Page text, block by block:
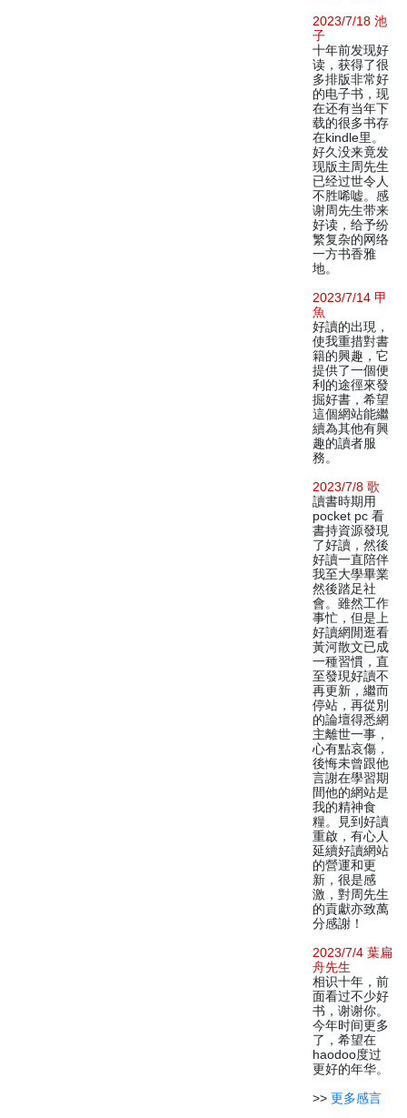
2023/7/18 池
子
十年前发现好
读，获得了很
多排版非常好
的电子书，现
在还有当年下
载的很多书存
在kindle里。
好久没来竟发
现版主周先生
已经过世令人
不胜唏嘘。感
谢周先生带来
好读，给予纷
繁复杂的网络
一方书香雅
地。
2023/7/14 甲
魚
好讀的出現，
使我重措對書
籍的興趣，它
提供了一個便
利的途徑來發
掘好書，希望
這個網站能繼
續為其他有興
趣的讀者服
務。
2023/7/8 歌
讀書時期用
pocket pc 看
書持資源發現
了好讀，然後
好讀一直陪伴
我至大學畢業
然後踏足社
會。雖然工作
事忙，但是上
好讀網閒逛看
黃河散文已成
一種習慣，直
至發現好讀不
再更新，繼而
停站，再從別
的論壇得悉網
主離世一事，
心有點哀傷，
後悔未曾跟他
言謝在學習期
間他的網站是
我的精神食
糧。見到好讀
重啟，有心人
延續好讀網站
的營運和更
新，很是感
激，對周先生
的貢獻亦致萬
分感謝！
2023/7/4 葉扁
舟先生
相识十年，前
面看过不少好
书，谢谢你。
今年时间更多
了，希望在
haodoo度过
更好的年华。
>> 更多感言